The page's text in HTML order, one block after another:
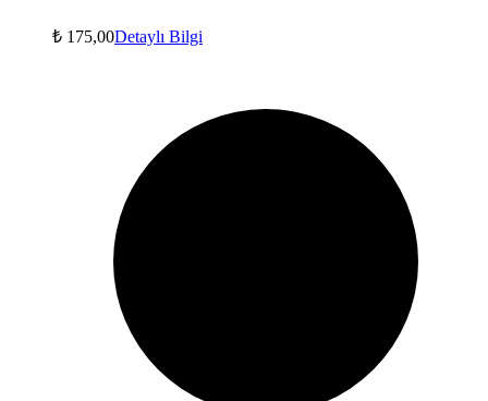
₺ 175,00Detaylı Bilgi